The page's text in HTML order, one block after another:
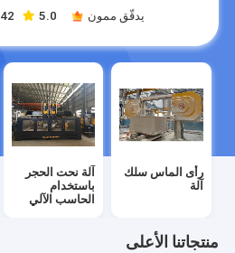
42 5.0 يدقّق ممون
رأى الماس سلك
آلة
آلة نحت الحجر
باستخدام
الحاسب الآلي
منتجاتنا الأعلى